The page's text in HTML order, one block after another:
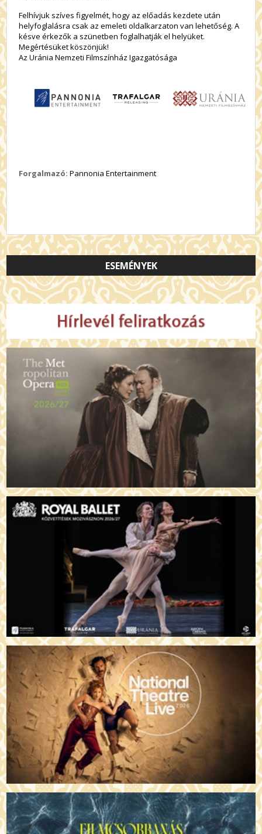
Felhívjuk szíves figyelmét, hogy az előadás kezdete után
helyfoglalásra csak az emeleti oldalkarzaton van lehetőség. A
késve érkezők a szünetben foglalhatják el helyüket.
Megértésüket köszönjük!
Az Uránia Nemzeti Filmszínház Igazgatósága
Forgalmazó: Pannonia Entertainment
ESEMÉNYEK